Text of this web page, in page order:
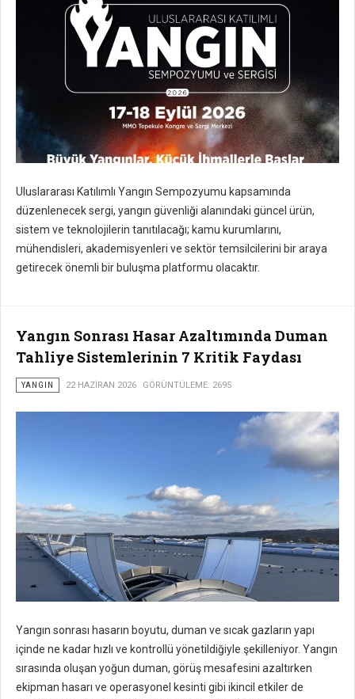
Uluslararası Katılımlı Yangın Sempozyumu kapsamında
düzenlenecek sergi, yangın güvenliği alanındaki güncel ürün,
sistem ve teknolojilerin tanıtılacağı; kamu kurumlarını,
mühendisleri, akademisyenleri ve sektör temsilcilerini bir araya
getirecek önemli bir buluşma platformu olacaktır.
Yangın Sonrası Hasar Azaltımında Duman
Tahliye Sistemlerinin 7 Kritik Faydası
YANGIN 22 HAZIRAN 2026 GÖRÜNTÜLEME: 2695
Yangın sonrası hasarın boyutu, duman ve sıcak gazların yapı
içinde ne kadar hızlı ve kontrollü yönetildiğiyle şekilleniyor. Yangın
sırasında oluşan yoğun duman, görüş mesafesini azaltırken
ekipman hasarı ve operasyonel kesinti gibi ikincil etkiler de